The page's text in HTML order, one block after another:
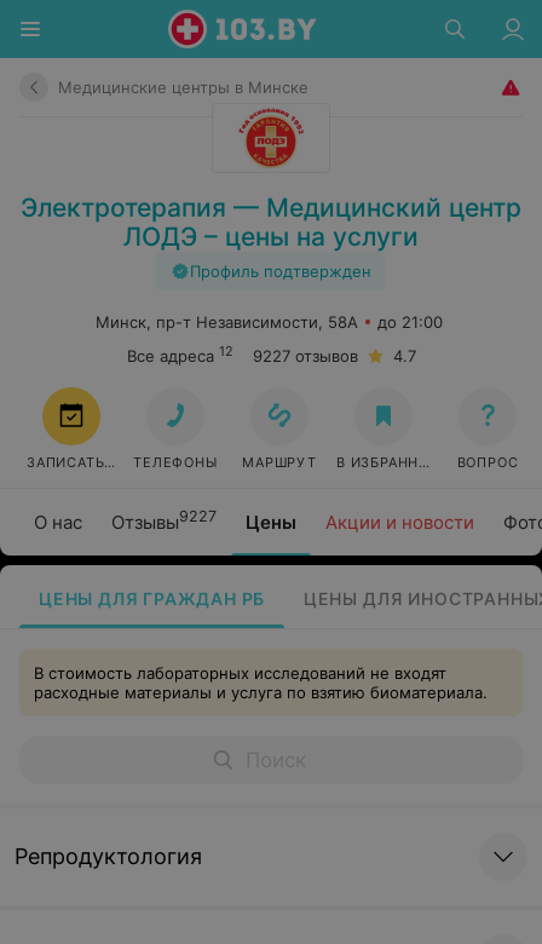
Медицинские центры в Минске
Электротерапия — Медицинский центр
ЛОДЭ – цены на услуги
Профиль подтвержден
О нас Отзывы9227 Цены Акции и новости
Минск, пр-т Независимости, 58А
до 21:00
Все адреса 12 9227 отзывов 4.7
ЗАПИСАТЬСЯ ТЕЛЕФОНЫ МАРШРУТ В ИЗБРАННОЕ ВОПРОС
ЦЕНЫ ДЛЯ ГРАЖДАН РБ ЦЕНЫ ДЛЯ
В стоимость лабораторных исследований не входят
расходные материалы и услуга по взятию биоматериала.
Репродуктология